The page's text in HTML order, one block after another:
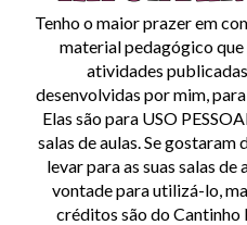
Tenho o maior prazer em
material pedagógico que
atividades
desenvolvidas por mim,
Elas são para USO
salas de aulas. Se
levar para as suas salas de
vontade para utilizá-lo,
créditos são do